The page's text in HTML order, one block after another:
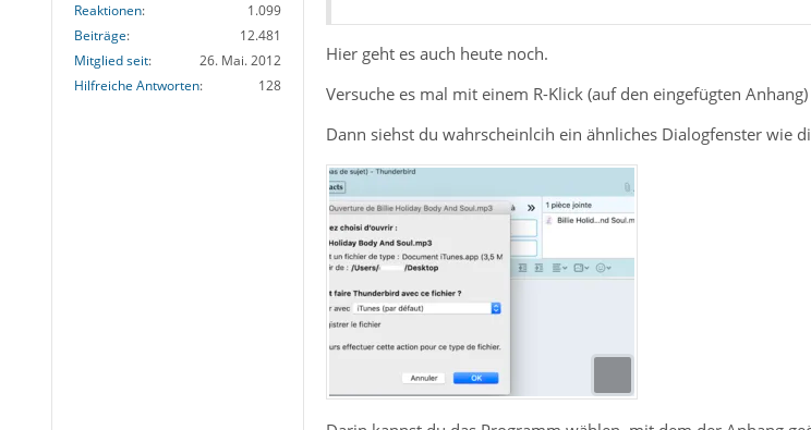
Reaktionen
1.099
Beiträge
12.481
Mitglied seit
26. Mai. 2012
Hilfreiche Antworten
128
Hier geht es auch heute noch.
Versuche es mal mit einem R-Klick (auf den eingefügten
Dann siehst du wahrscheinlcih ein ähnliches Dialogfenster wie